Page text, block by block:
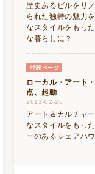
歴史あるビルをリ
られた独特の魅力
なスタイルをもっ
な暮らしに？
特設ページ
ローカル・アート
点、起動
2013-02-26
アート＆カルチャ
なスタイルをもっ
ーのあるシェアハ